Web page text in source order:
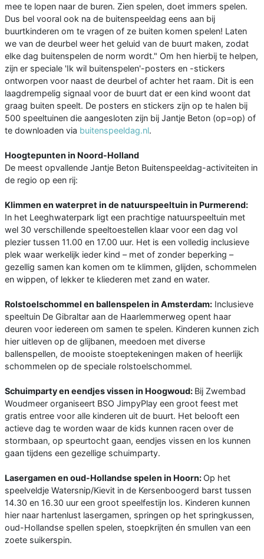
mee te lopen naar de buren. Zien spelen, doet immers spelen.
Dus bel vooral ook na de buitenspeeldag eens aan bij
buurtkinderen om te vragen of ze buiten komen spelen! Laten
we van de deurbel weer het geluid van de buurt maken, zodat
elke dag buitenspelen de norm wordt." Om hen hierbij te helpen,
zijn er speciale 'Ik wil buitenspelen'-posters en -stickers
ontworpen voor naast de deurbel of achter het raam. Dit is een
laagdrempelig signaal voor de buurt dat er een kind woont dat
graag buiten speelt. De posters en stickers zijn op te halen bij
500 speeltuinen die aangesloten zijn bij Jantje Beton (op=op) of
te downloaden via buitenspeeldag.nl.
Hoogtepunten in Noord-Holland
De meest opvallende Jantje Beton Buitenspeeldag-activiteiten in
de regio op een rij:
Klimmen en waterpret in de natuurspeeltuin in Purmerend:
In het Leeghwaterpark ligt een prachtige natuurspeeltuin met
wel 30 verschillende speeltoestellen klaar voor een dag vol
plezier tussen 11.00 en 17.00 uur. Het is een volledig inclusieve
plek waar werkelijk ieder kind – met of zonder beperking –
gezellig samen kan komen om te klimmen, glijden, schommelen
en wippen, of lekker te kliederen met zand en water.
Rolstoelschommel en ballenspelen in Amsterdam: Inclusieve
speeltuin De Gibraltar aan de Haarlemmerweg opent haar
deuren voor iedereen om samen te spelen. Kinderen kunnen zich
hier uitleven op de glijbanen, meedoen met diverse
ballenspellen, de mooiste stoeptekeningen maken of heerlijk
schommelen op de speciale rolstoelschommel.
Schuimparty en eendjes vissen in Hoogwoud: Bij Zwembad
Woudmeer organiseert BSO JimpyPlay een groot feest met
gratis entree voor alle kinderen uit de buurt. Het belooft een
actieve dag te worden waar de kids kunnen racen over de
stormbaan, op speurtocht gaan, eendjes vissen en los kunnen
gaan tijdens een gezellige schuimparty.
Lasergamen en oud-Hollandse spelen in Hoorn:Op het
speelveldje Watersnip/Kievit in de Kersenboogerd barst tussen
14.30 en 16.30 uur een groot speelfestijn los. Kinderen kunnen
hier naar hartenlust lasergamen, springen op het springkussen,
oud-Hollandse spellen spelen, stoepkrijten én smullen van een
zoete suikerspin.